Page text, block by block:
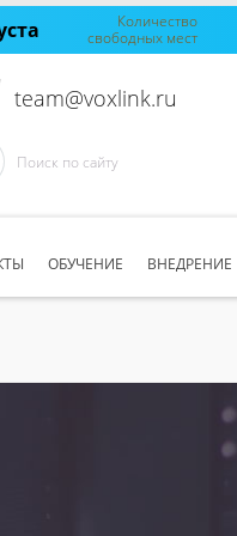
Количество
свободных мест
team@voxlink.ru
ОБУЧЕНИЕ ВНЕДРЕНИЕ